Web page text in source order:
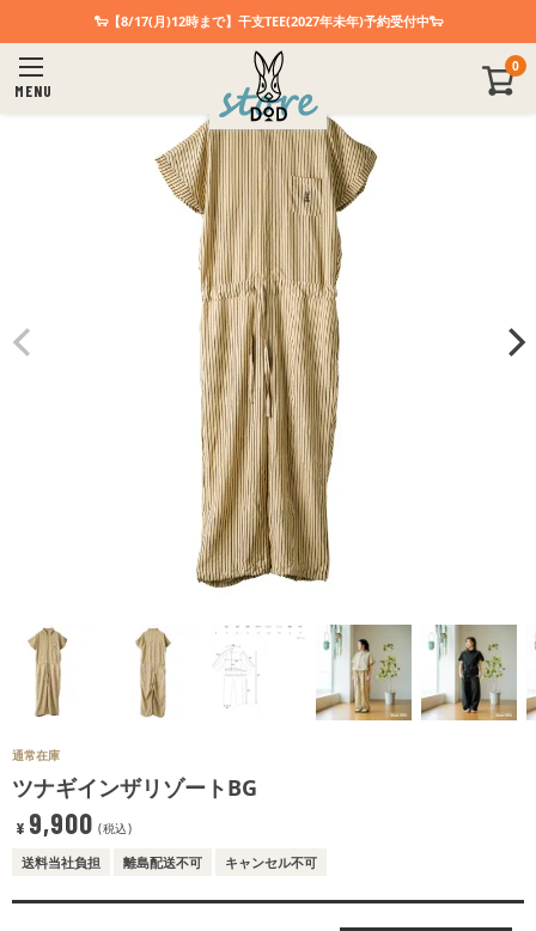
🐑【8/17(月)12時まで】干支TEE(2027年未年)予約受付中🐑
MENU
0
通常在庫
ツナギインザリゾートBG
¥ 9,900 税込
送料当社負担 離島配送不可 キャンセル不可